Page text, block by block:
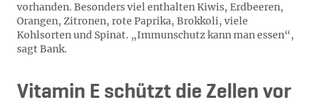
vorhanden. Besonders viel enthalten Kiwis, Erdbeeren,
Orangen, Zitronen, rote Paprika, Brokkoli, viele
Kohlsorten und Spinat. „Immunschutz kann man essen“,
sagt Bank.
Vitamin E schützt die Zellen vor